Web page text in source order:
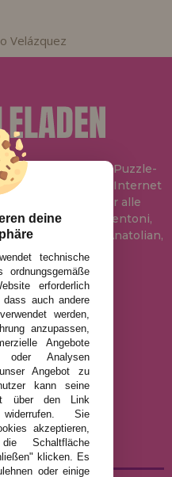
Velázquez
, in unserem Puzzle-
besten Preis im Internet
Katalog führen wir alle
Clementoni,
Trefl, Piatnik, Anatolian,
und viele mehr.
HINWEISE
RÜCKGABE
deine
technische
erforderlich
auch andere
werden,
anzupassen,
Angebote
oder Analysen
Angebot zu
kann seine
über den Link
widerrufen. Sie
akzeptieren,
Schaltfläche
klicken. Es
oder einige